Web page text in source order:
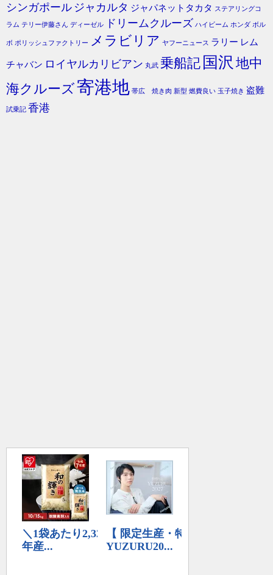
シンガポール ジャカルタ ジャパネットタカタ ステアリングコ
ラム テリー伊藤さん ディーゼル ドリームクルーズ ハイビーム ホンダ ボル
ボ ポリッシュファクトリー メラビリア ヤフーニュース ラリー レム
チャバン ロイヤルカリビアン 丸武 乗船記 国沢 地中
海クルーズ寄港地 帯広 焼き肉 新型 燃費良い 玉子焼き 盗難
試乗記 香港